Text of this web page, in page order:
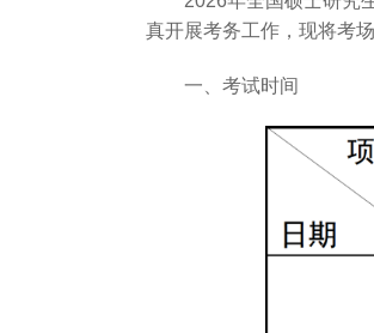
真开展考务工作，现将考
一、考试时间